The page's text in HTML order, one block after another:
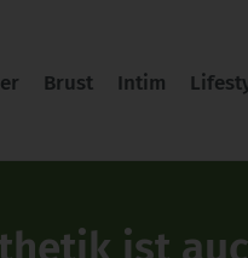
Brust Intim
ist